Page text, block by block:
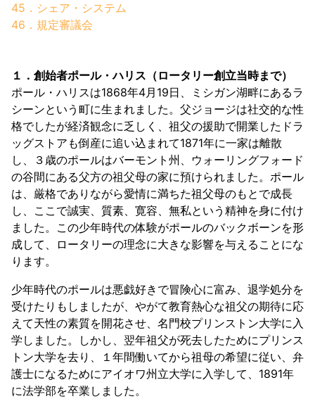
45．シェア・システム
46．規定審議会
１．創始者ポール・ハリス（ロータリー創立当時まで）
ポール・ハリスは1868年4月19日、ミシガン湖畔にあるラ
シーンという町に生まれました。父ジョージは社交的な性
格でしたが経済観念に乏しく、祖父の援助で開業したドラ
ッグストアも倒産に追い込まれて1871年に一家は離散
し、３歳のポールはバーモント州、ウォーリングフォード
の谷間にある父方の祖父母の家に預けられました。ポール
は、厳格でありながら愛情に満ちた祖父母のもとで成長
し、ここで誠実、質素、寛容、無私という精神を身に付け
ました。この少年時代の体験がポールのバックボーンを形
成して、ロータリーの理念に大きな影響を与えることにな
ります。
少年時代のポールは悪戯好きで冒険心に富み、退学処分を
受けたりもしましたが、やがて教育熱心な祖父の期待に応
えて天性の素質を開花させ、名門校プリンストン大学に入
学しました。しかし、翌年祖父が死去したためにプリンス
トン大学を去り、１年間働いてから祖母の希望に従い、弁
護士になるためにアイオワ州立大学に入学して、1891年
に法学部を卒業しました。